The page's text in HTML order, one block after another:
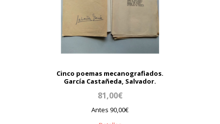
Cinco poemas mecanografiados.
García Castañeda, Salvador.
81,00€
Antes 90,00€